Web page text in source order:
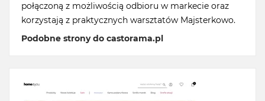
połączoną z możliwością odbioru w markecie oraz
korzystają z praktycznych warsztatów Majsterkowo.
Podobne strony do castorama.pl